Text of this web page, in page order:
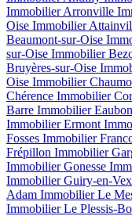
Immobilier Arronville
Oise Immobilier
Beaumont-sur-Oise
sur-Oise Immobilier
Bruyères-sur-Oise
Oise Immobilier
Chérence Immobilier
Barre Immobilier
Immobilier Ermont
Fosses Immobilier
Frépillon Immobilier
Immobilier Gonesse
Immobilier Guiry-en-
Adam Immobilier Le
Immobilier Le Plessis-